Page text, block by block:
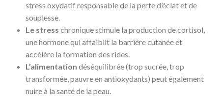
stress oxydatif responsable de la perte d’éclat et de
souplesse.
Le stress chronique stimule la production de cortisol,
une hormone qui affaiblit la barrière cutanée et
accélère la formation des rides.
L’alimentation déséquilibrée (trop sucrée, trop
transformée, pauvre en antioxydants) peut également
nuire à la santé de la peau.